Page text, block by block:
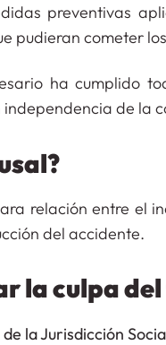
preventivas
pudieran cometer
ha cumplido
independencia de la
relación entre el
del accidente.
la culpa
la Jurisdicción